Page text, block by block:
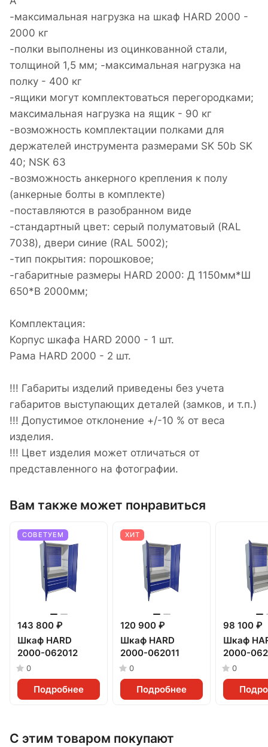
-максимальная нагрузка на шкаф HARD 2000 -
2000 кг
-полки выполнены из оцинкованной стали,
толщиной 1,5 мм; -максимальная нагрузка на
полку - 400 кг
-ящики могут комплектоваться перегородками;
максимальная нагрузка на ящик - 90 кг
-возможность комплектации полками для
держателей инструмента размерами SK 50b SK
40; NSK 63
-возможность анкерного крепления к полу
(анкерные болты в комплекте)
-поставляются в разобранном виде
-стандартный цвет: серый полуматовый (RAL
7038), двери синие (RAL 5002);
-тип покрытия: порошковое;
-габаритные размеры HARD 2000: Д 1150мм*Ш
650*В 2000мм;
Комплектация:
Корпус шкафа HARD 2000 - 1 шт.
Рама HARD 2000 - 2 шт.
!!! Габариты изделий приведены без учета
габаритов выступающих деталей (замков, и т.п.)
!!! Допустимое отклонение +/-10 % от веса
изделия.
!!! Цвет изделия может отличаться от
представленного на фотографии.
Вам также может понравиться
СОВЕТУЕМ
143 800 ₽
Шкаф HARD
2000-062012
0
Подробнее
ХИТ
120 900 ₽
Шкаф HARD
2000-062011
0
Подробнее
98 100 ₽
Шкаф
2000-
0
С этим товаром покупают